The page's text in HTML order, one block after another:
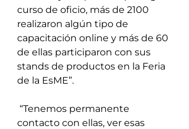
curso de oficio, más de 2100
realizaron algún tipo de
capacitación online y más de 60
de ellas participaron con sus
stands de productos en la Feria
de la EsME”.
contacto con ellas, ver esas